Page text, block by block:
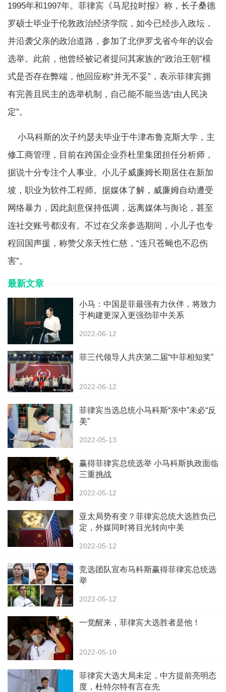
1995年和1997年。菲律宾《马尼拉时报》称，长子桑德
罗硕士毕业于伦敦政治经济学院，如今已经步入政坛，
并沿袭父亲的政治道路，参加了北伊罗戈省今年的议会
选举。此前，他曾经被记者提问其家族的“政治王朝”模
式是否存在弊端，他回应称“并无不妥”，表示菲律宾拥
有完善且民主的选举机制，自己能不能当选“由人民决
定”。
小马科斯的次子约瑟夫毕业于牛津布鲁克斯大学，主
修工商管理，目前在跨国企业乔杜里集团担任分析师，
据说十分专注个人事业。小儿子威廉姆长期居住在新加
坡，职业为软件工程师。据媒体了解，威廉姆自幼遭受
网络暴力，因此刻意保持低调，远离媒体与舆论，甚至
连社交账号都没有。不过在父亲参选期间，小儿子也专
程回国声援，称赞父亲天性仁慈，“连只苍蝇也不忍伤
害”。
最新文章
小马：中国是菲最强有力伙伴，将致力
于构建更深入更强劲菲中关系
2022-06-12
菲三代领导人共庆第二届“中菲相知奖”
2022-06-12
菲律宾当选总统小马科斯“亲中”未必“反
美”
2022-05-13
赢得菲律宾总统选举 小马科斯执政面临
三重挑战
2022-05-12
亚太局势有变？菲律宾总统大选胜负已
定，外媒同时将目光转向中美
2022-05-12
竞选团队宣布马科斯赢得菲律宾总统选
举
2022-05-12
一觉醒来，菲律宾大选胜者是他！
2022-05-10
菲律宾大选大局未定，中方提前亮明态
度，杜特尔特有言在先